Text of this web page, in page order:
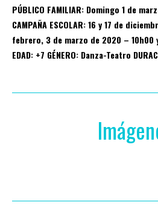
PÚBLICO FAMILIAR: Domingo 1 de
CAMPAÑA ESCOLAR: 16 y 17 de
febrero, 3 de marzo de 2020 – 10h00
EDAD: +7 GÉNERO: Danza-Teatro